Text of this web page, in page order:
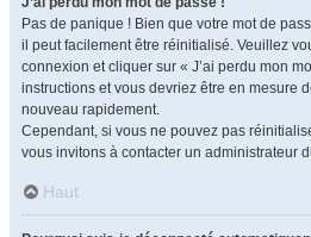
Pas de panique ! Bien que votre mot de
il peut facilement être réinitialisé. Veuillez
connexion et cliquer sur « J’ai perdu mon
instructions et vous devriez être en mesure
nouveau rapidement.
Cependant, si vous ne pouvez pas
vous invitons à contacter un administrateur
Haut